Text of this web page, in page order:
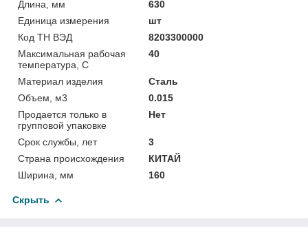
Длина, мм
630
Единица измерения
шт
Код ТН ВЭД
8203300000
Максимальная рабочая
температура, С
40
Материал изделия
Сталь
Объем, м3
0.015
Продается только в
групповой упаковке
Нет
Срок службы, лет
3
Страна происхождения
КИТАЙ
Ширина, мм
160
Скрыть